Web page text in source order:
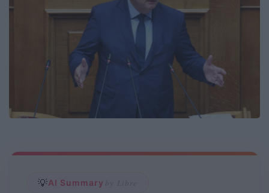
💡AI Summary by Libre